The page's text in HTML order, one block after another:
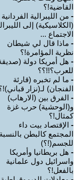
القاضية!؟
- من الليبرالية الفردانية
(الكلاسيكية) إلى
الاجتماع ...
- ماذا قال لي شيطان
نظرية المؤامرة!؟
- هل أمريكا دولة
للعرب؟!!؟؟
- ما لم تخبره (قارئة
الفنجان) لـ(نزار
- الفرق بين (الارهاب)
و(الوحشية) حرب غزة
كمثال!؟
- الإقتصاد بيت داء
المجتمع كالبطن بالنسبة
للجسم(!؟)
- هل بريطانيا وأمريكا
واسرائيل دول علمانية
بالفعل!؟